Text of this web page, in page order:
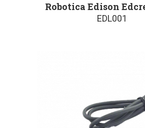
Robotica Edison
EDL001